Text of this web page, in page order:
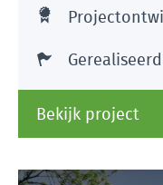
Gerealiseerd
Bekijk project